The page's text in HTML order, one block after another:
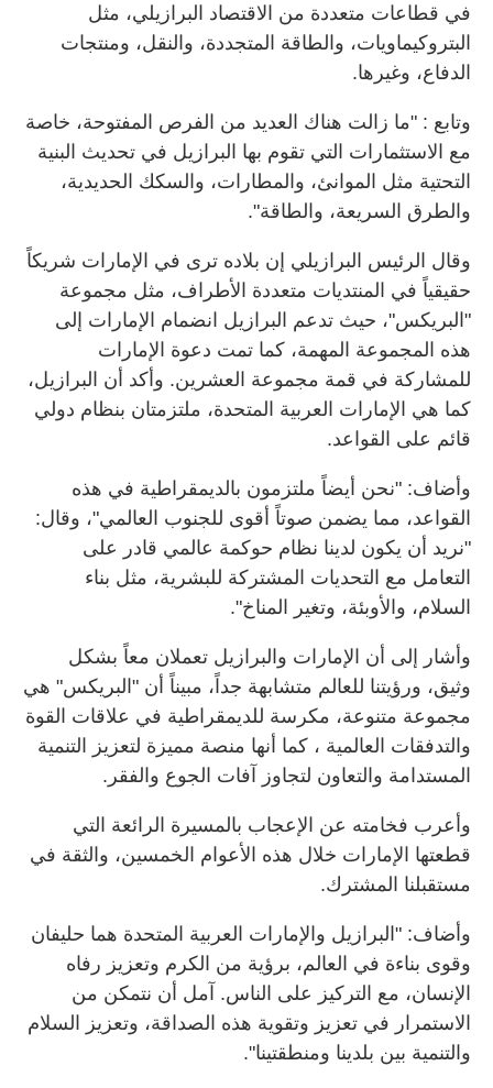
في قطاعات متعددة من الاقتصاد البرازيلي، مثل
البتروكيماويات، والطاقة المتجددة، والنقل، ومنتجات
الدفاع، وغيرها.
وتابع : "ما زالت هناك العديد من الفرص المفتوحة، خاصة
مع الاستثمارات التي تقوم بها البرازيل في تحديث البنية
التحتية مثل الموانئ، والمطارات، والسكك الحديدية،
والطرق السريعة، والطاقة".
وقال الرئيس البرازيلي إن بلاده ترى في الإمارات شريكاً
حقيقياً في المنتديات متعددة الأطراف، مثل مجموعة
"البريكس"، حيث تدعم البرازيل انضمام الإمارات إلى
هذه المجموعة المهمة، كما تمت دعوة الإمارات
للمشاركة في قمة مجموعة العشرين. وأكد أن البرازيل،
كما هي الإمارات العربية المتحدة، ملتزمتان بنظام دولي
قائم على القواعد.
وأضاف: "نحن أيضاً ملتزمون بالديمقراطية في هذه
القواعد، مما يضمن صوتاً أقوى للجنوب العالمي"، وقال:
"نريد أن يكون لدينا نظام حوكمة عالمي قادر على
التعامل مع التحديات المشتركة للبشرية، مثل بناء
السلام، والأوبئة، وتغير المناخ".
وأشار إلى أن الإمارات والبرازيل تعملان معاً بشكل
وثيق، ورؤيتنا للعالم متشابهة جداً، مبيناً أن "البريكس" هي
مجموعة متنوعة، مكرسة للديمقراطية في علاقات القوة
والتدفقات العالمية ، كما أنها منصة مميزة لتعزيز التنمية
المستدامة والتعاون لتجاوز آفات الجوع والفقر.
وأعرب فخامته عن الإعجاب بالمسيرة الرائعة التي
قطعتها الإمارات خلال هذه الأعوام الخمسين، والثقة في
مستقبلنا المشترك.
وأضاف: "البرازيل والإمارات العربية المتحدة هما حليفان
وقوى بناءة في العالم، برؤية من الكرم وتعزيز رفاه
الإنسان، مع التركيز على الناس. آمل أن نتمكن من
الاستمرار في تعزيز وتقوية هذه الصداقة، وتعزيز السلام
والتنمية بين بلدينا ومنطقتينا".